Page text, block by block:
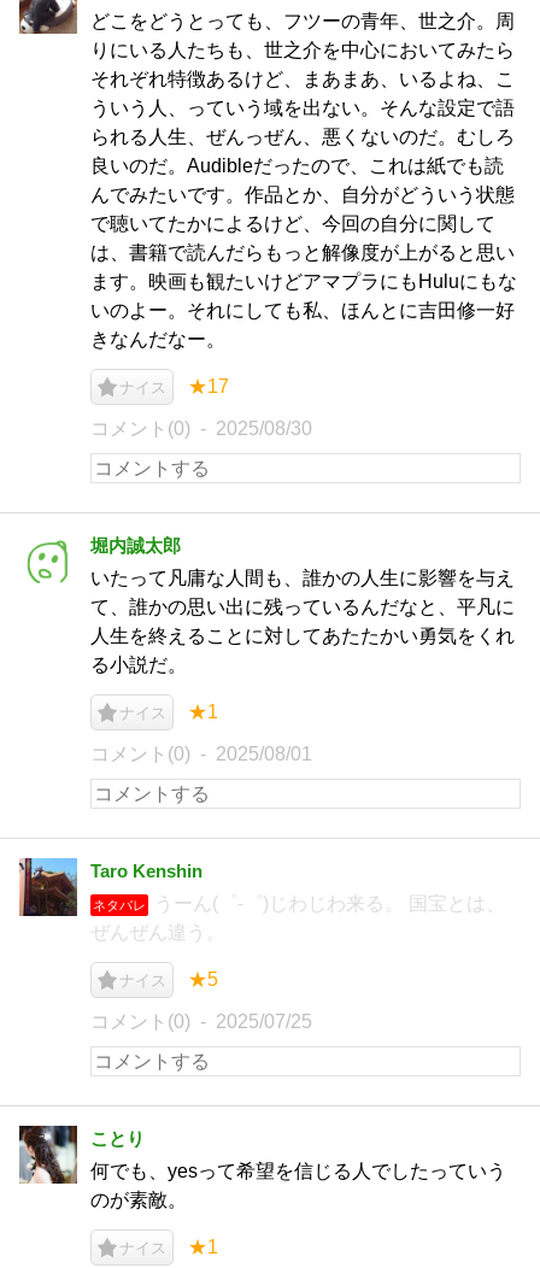
どこをどうとっても、フツーの青年、世之介。周
りにいる人たちも、世之介を中心においてみたら
それぞれ特徴あるけど、まあまあ、いるよね、こ
ういう人、っていう域を出ない。そんな設定で語
られる人生、ぜんっぜん、悪くないのだ。むしろ
良いのだ。Audibleだったので、これは紙でも読
んでみたいです。作品とか、自分がどういう状態
で聴いてたかによるけど、今回の自分に関して
は、書籍で読んだらもっと解像度が上がると思い
ます。映画も観たいけどアマプラにもHuluにもな
いのよー。それにしても私、ほんとに吉田修一好
きなんだなー。
ナイス ★17
コメント(0) 2025/08/30
堀内誠太郎
いたって凡庸な人間も、誰かの人生に影響を与え
て、誰かの思い出に残っているんだなと、平凡に
人生を終えることに対してあたたかい勇気をくれ
る小説だ。
ナイス ★1
コメント(0) 2025/08/01
Taro Kenshin
ネタバレ
うーん(゜-゜)じわじわ来る。 国宝とは、
ぜんぜん違う。
ナイス ★5
コメント(0) 2025/07/25
ことり
何でも、yesって希望を信じる人でしたっていう
のが素敵。
ナイス ★1